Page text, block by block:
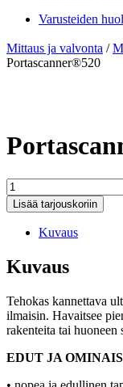
Varusteiden
Mittaus ja valvonta /
Portascanner®520
Portascanner®520
määrä
Lisää tarjouskoriin
Kuvaus
Kuvaus
Tehokas kannettava
ilmaisin. Havaitsee
rakenteita tai huoneen
EDUT JA